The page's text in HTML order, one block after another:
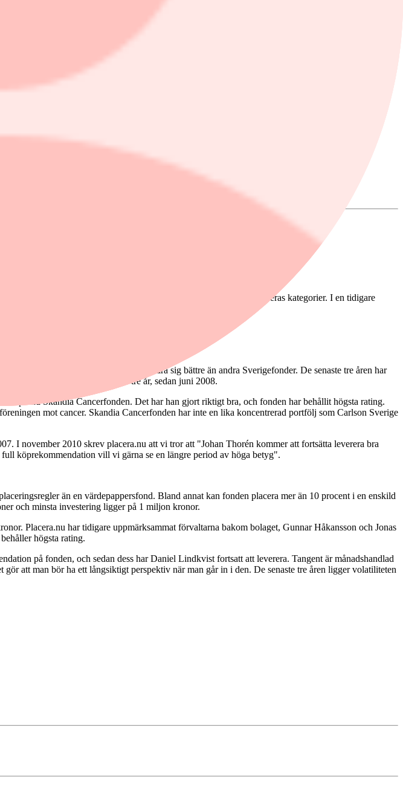
som redan har toppbetyg, och behåller det. Placera.nu vet vilka det är.
avkastning, risk och avgifter och rankar fonder sinsemellan inom deras kategorier. I en tidigare
på att förvaltaren är skicklig.
är sex svenska aktiefonder.
att vi bedömde att fonden skulle klara sig bättre än andra Sverigefonder. De senaste tre åren har
med högsta betyg, sett över tre år, sedan juni 2008.
Skandia Cancerfonden. Det har han gjort riktigt bra, och fonden har behållit högsta rating.
mot cancer. Skandia Cancerfonden har inte en lika koncentrerad portfölj som Carlson Sverige
I november 2010 skrev placera.nu att vi tror att "Johan Thorén kommer att fortsätta leverera bra
köprekommendation vill vi gärna se en längre period av höga betyg".
än en värdepappersfond. Bland annat kan fonden placera mer än 10 procent i en enskild
och minsta investering ligger på 1 miljon kronor.
Placera.nu har tidigare uppmärksammat förvaltarna bakom bolaget, Gunnar Håkansson och Jonas
högsta rating.
på fonden, och sedan dess har Daniel Lindkvist fortsatt att leverera. Tangent är månadshandlad
att man bör ha ett långsiktigt perspektiv när man går in i den. De senaste tre åren ligger volatiliteten